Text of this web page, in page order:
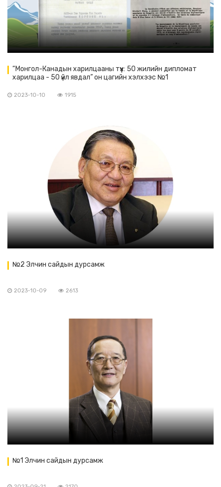
“Монгол-Канадын харилцааны түүх: 50 жилийн дипломат
харилцаа - 50 үйл явдал” он цагийн хэлхээс №1
2023-10-10 1915
№2 Элчин сайдын дурсамж
2023-10-09 2613
№1 Элчин сайдын дурсамж